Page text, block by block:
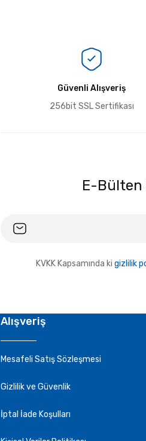
Güvenli Alışveriş
256bit SSL Sertifikası
E-Bülten
KVKK Kapsamında ki gizlilik
Alışveriş
Mesafeli Satış Sözleşmesi
Gizlilik ve Güvenlik
İptal İade Koşulları